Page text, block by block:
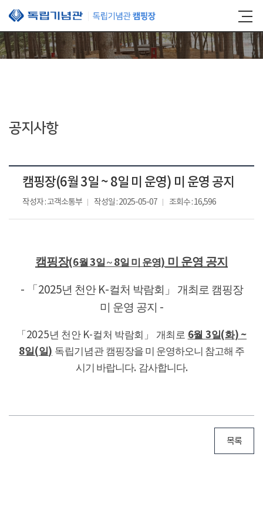
본문 바로가기
공지사항
캠핑장(6월 3일 ~ 8일 미 운영) 미 운영 공지
작성자 : 고객소통부 작성일 : 2025-05-07 조회수 : 16,596
캠핑장(6월 3일 ~8일 미 운영) 미 운영 공지
- 「 2025년 천안 K-컬처 박람회」 개최로 캠핑장
미 운영 공지 -
「2025년 천안 K-컬처 박람회」 개최로 6월 3일(화) ~
8일(일) 독립기념관 캠핑장을 미 운영하오니 참고해 주
시기 바랍니다. 감사합니다.
목록